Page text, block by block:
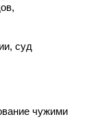
суд
чужими